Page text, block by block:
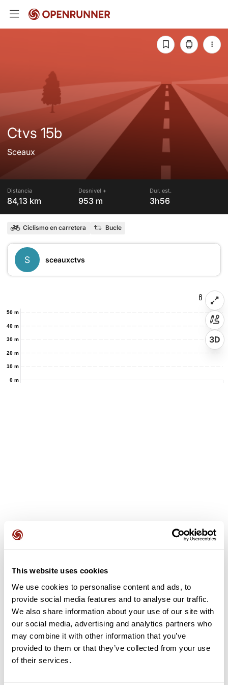
This website uses cookies
We use cookies to personalise content and ads, to
provide social media features and to analyse our traffic.
We also share information about your use of our site with
our social media, advertising and analytics partners who
may combine it with other information that you’ve
provided to them or that they’ve collected from your use
of their services.
Ctvs 15b
Sceaux
Distancia
84,13 km
Desnivel +
953 m
Dur. est.
3h56
Ciclismo en carretera Bucle
S sceauxctvs
0 m
10 m
20 m
30 m
40 m
50 m
3D
completado? ¡Deja la primera opinión!
Añadir una opinión
Resumen